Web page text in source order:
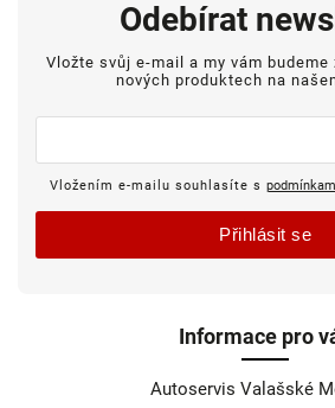
Informace pro
Autoservis Valašské
Odebírat
Vložte svůj e-mail a my vám
nových produktech na
Vložením e-mailu souhlasíte s
Přihlásit se